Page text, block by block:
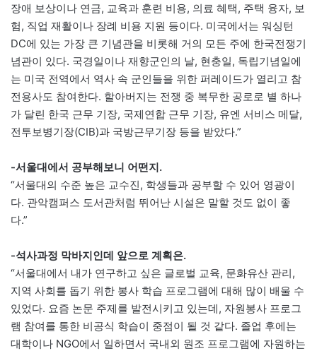
장애 보상이나 연금, 교육과 훈련 비용, 의료 혜택, 주택 융자, 보
험, 직업 재활이나 장례 비용 지원 등이다. 미국에서는 워싱턴
DC에 있는 가장 큰 기념관을 비롯해 거의 모든 주에 한국전쟁기
념관이 있다. 국경일이나 재향군인의 날, 현충일, 독립기념일에
는 미국 전역에서 역사 속 군인들을 위한 퍼레이드가 열리고 참
전용사도 참여한다. 할아버지는 전쟁 중 복무한 공로로 별 하나
가 달린 한국 근무 기장, 국제연합 근무 기장, 유엔 서비스 메달,
전투보병기장(CIB)과 국방근무기장 등을 받았다.”
-서울대에서 공부해보니 어떤지.
“서울대의 수준 높은 교수진, 학생들과 공부할 수 있어 영광이
다. 관악캠퍼스 도서관처럼 뛰어난 시설은 말할 것도 없이 좋
다.”
-석사과정 막바지인데 앞으로 계획은.
“서울대에서 내가 연구하고 싶은 글로벌 교육, 문화유산 관리,
지역 사회를 돕기 위한 봉사 학습 프로그램에 대해 많이 배울 수
있었다. 요즘 논문 주제를 발전시키고 있는데, 자원봉사 프로그
램 참여를 통한 비공식 학습이 중점이 될 것 같다. 졸업 후에는
대학이나 NGO에서 일하면서 국내외 원조 프로그램에 자원하는